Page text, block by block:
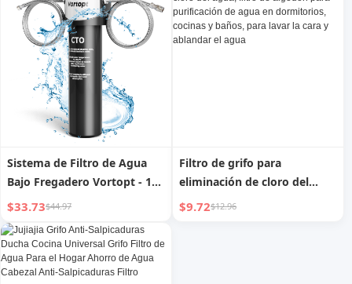
Cloro, Metales Pesados,
Malos Olores - F8 - Incluye 1
Filtro
Filtración de Agua para Grifo
de Cocina, Bañera, Reduce
Plomo, Cloro y Mal Sabor, T2
Sistema de Filtro de Agua
Bajo Fregadero Vortopt - 19K
Galones Q5-C2 Certificado
NSF/ANSI 42 Filtración de
Agua, Reduce Plomo, Cloro,
Mal Sabor y Olor, Filtro de
Agua Bajo Fregadero
$33.73$44.97
Filtro de grifo para
eliminación de cloro del
agua, filtro de algodón para
$9.72$12.96